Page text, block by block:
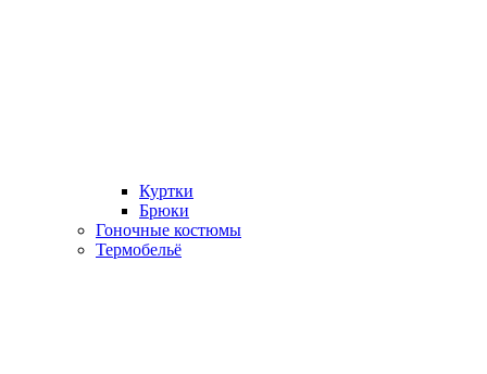
Куртки
Брюки
Гоночные костюмы
Термобельё